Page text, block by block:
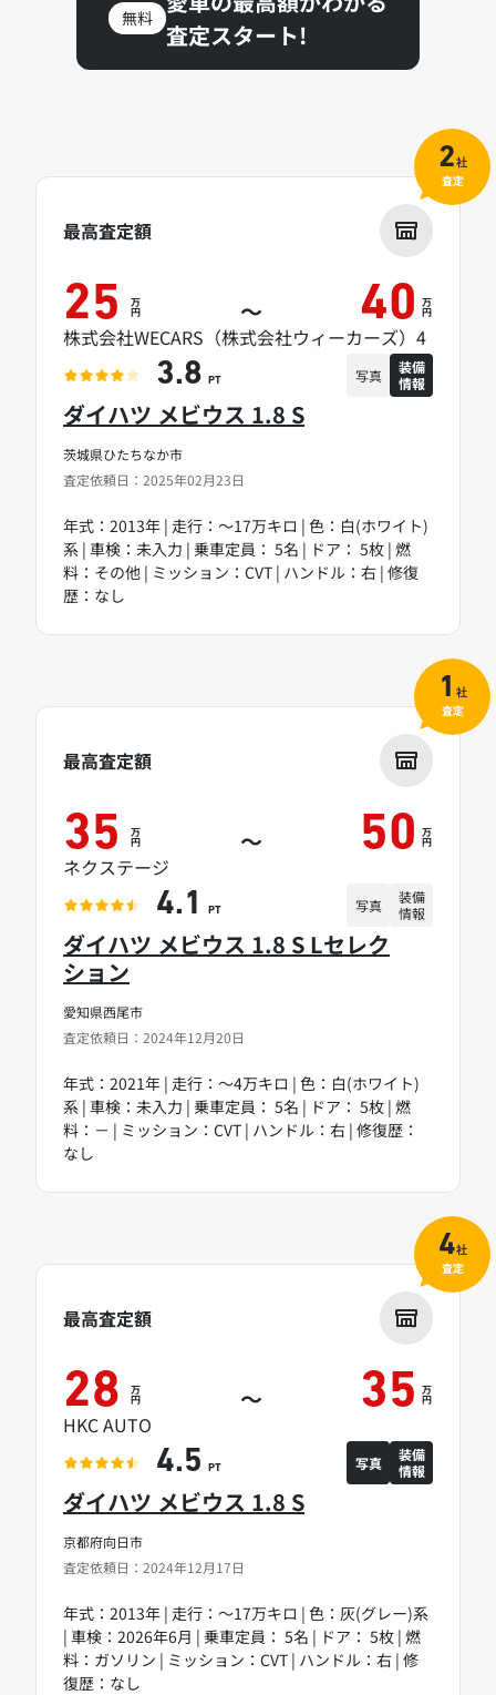
無料
査定スタート!
茨城県ひたちなか市
査定依頼日：2025年02月23日
ダイハツ メビウス 1.8 S
年式：2013年 | 走行：～17万キロ | 色：白(ホワイト)
系 | 車検：未入力 | 乗車定員： 5名 | ドア： 5枚 | 燃
料：その他 | ミッション：CVT | ハンドル：右 | 修復
歴：なし
最高査定額
25 万
円 ～ 40 万
円
株式会社WECARS（株式会社ウィーカーズ）4
3.8 PT 写真
装備
情報
2社
査定
愛知県西尾市
査定依頼日：2024年12月20日
ダイハツ メビウス 1.8 S Lセレク
ション
年式：2021年 | 走行：～4万キロ | 色：白(ホワイト)
系 | 車検：未入力 | 乗車定員： 5名 | ドア： 5枚 | 燃
料：－ | ミッション：CVT | ハンドル：右 | 修復歴：
なし
最高査定額
35 万
円 ～ 50 万
円
ネクステージ
4.1 PT 写真
装備
情報
1 社
査定
京都府向日市
査定依頼日：2024年12月17日
ダイハツ メビウス 1.8 S
年式：2013年 | 走行：～17万キロ | 色：灰(グレー)系
| 車検：2026年6月 | 乗車定員： 5名 | ドア： 5枚 | 燃
料：ガソリン | ミッション：CVT | ハンドル：右 | 修
復歴：なし
最高査定額
28 万
円 ～ 35 万
円
HKC AUTO
4.5 PT 写真
装備
情報
4社
査定